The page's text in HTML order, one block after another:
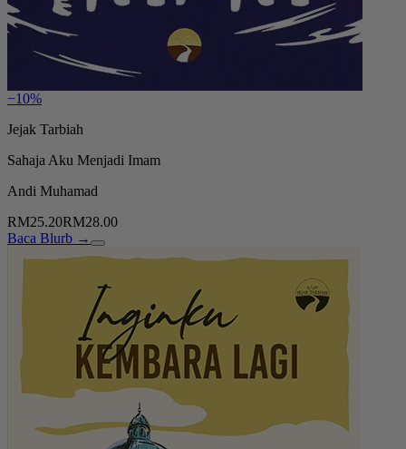
−10%
Jejak Tarbiah
Sahaja Aku Menjadi Imam
Andi Muhamad
RM25.20RM28.00
Baca Blurb →